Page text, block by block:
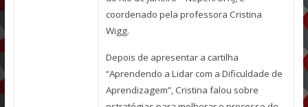
coordenado pela professora Cristina
Wigg.
Depois de apresentar a cartilha
“Aprendendo a Lidar com a Dificuldade de
Aprendizagem”, Cristina falou sobre